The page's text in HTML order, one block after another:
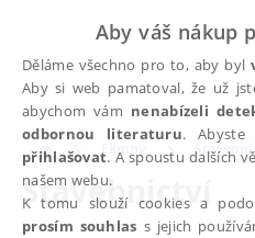
Eknihy
Stavebnictví
Aby váš nákup
Děláme všechno pro to, aby byl
Aby si web pamatoval, že už
abychom vám nenabízeli
odbornou literaturu. Abyste
přihlašovat. A spoustu dalších
našem webu.
K tomu slouží cookies a
prosím souhlas s jejich